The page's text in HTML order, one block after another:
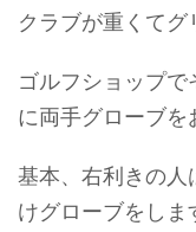
クラブが重くてグ
ゴルフショップ
に両手グローブを
基本、右利きの人
けグローブをしま